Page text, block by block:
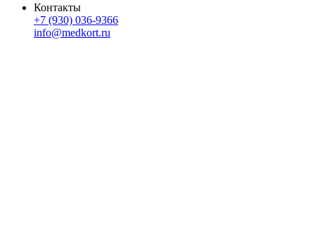
Контакты
+7 (930) 036-9366
info@medkort.ru